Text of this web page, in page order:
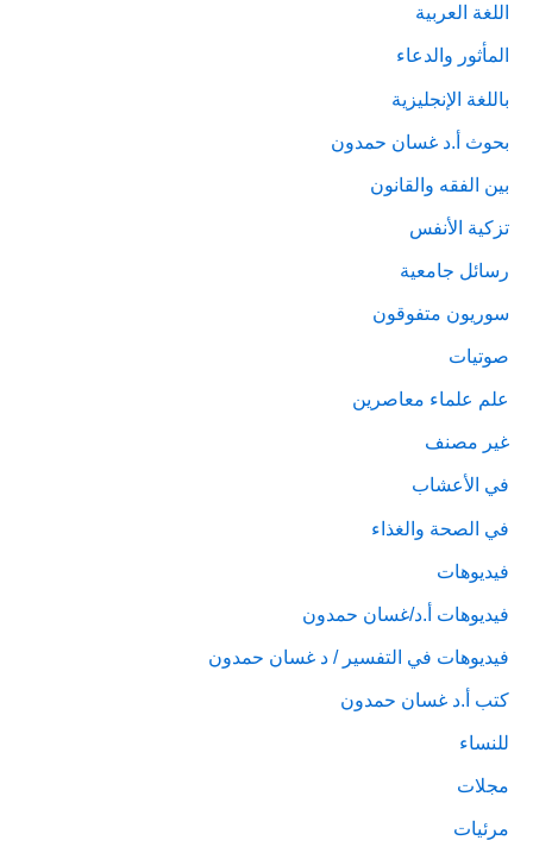
اللغة العربية
المأثور والدعاء
باللغة الإنجليزية
بحوث أ.د غسان حمدون
بين الفقه والقانون
تزكية الأنفس
رسائل جامعية
سوريون متفوقون
صوتيات
علم علماء معاصرين
غير مصنف
في الأعشاب
في الصحة والغذاء
فيديوهات
فيديوهات أ.د/غسان حمدون
فيديوهات في التفسير / د غسان حمدون
كتب أ.د غسان حمدون
للنساء
مجلات
مرئيات